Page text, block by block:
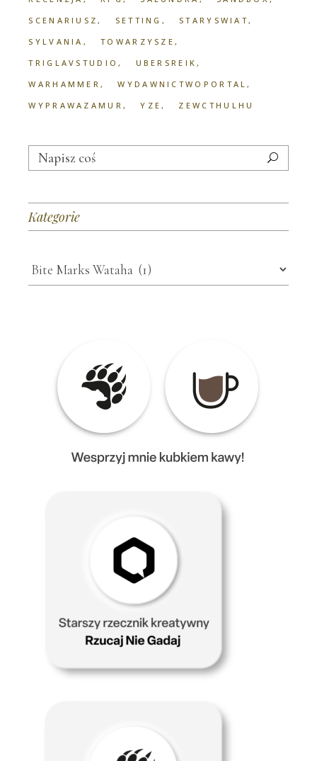
SCENARIUSZ
SETTING
STARYSWIAT
SYLVANIA
TOWARZYSZE
TRIGLAVSTUDIO
UBERSREIK
WARHAMMER
WYDAWNICTWOPORTAL
WYPRAWAZAMUR
YZE ZEWCTHULHU
Search
for:
Kategorie